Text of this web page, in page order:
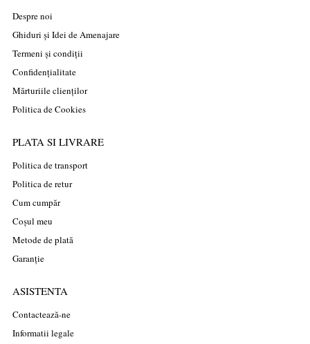
Despre noi
Ghiduri și Idei de Amenajare
Termeni și condiții
Confidențialitate
Mărturiile clienților
Politica de Cookies
PLATA SI LIVRARE
Politica de transport
Politica de retur
Cum cumpăr
Coșul meu
Metode de plată
Garanție
ASISTENTA
Contactează-ne
Informatii legale